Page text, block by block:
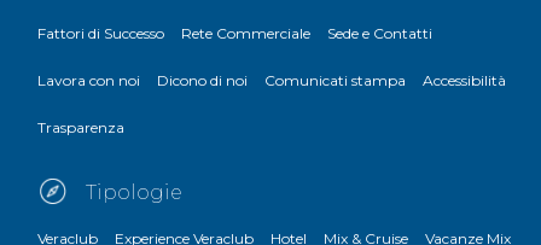
Fattori di Successo Rete Commerciale Sede e Contatti
Lavora con noi Dicono di noi Comunicati stampa Accessibilità
Trasparenza
Tipologie
Veraclub Experience Veraclub Hotel Mix & Cruise Vacanze Mix